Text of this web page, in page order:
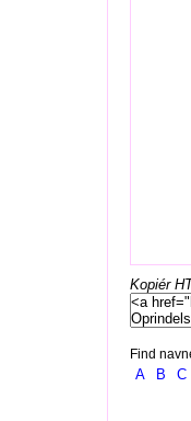
Kopiér
Find
A B C